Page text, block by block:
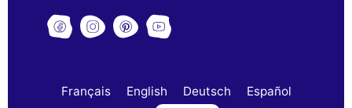
Français English Deutsch Español